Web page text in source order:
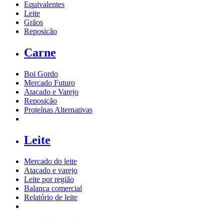
Equivalentes
Leite
Grãos
Reposição
Carne
Boi Gordo
Mercado Futuro
Atacado e Varejo
Reposição
Proteínas Alternativas
Leite
Mercado do leite
Atacado e varejo
Leite por região
Balança comercial
Relatório de leite